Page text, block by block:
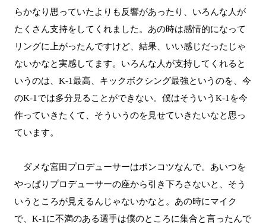
らかなり思っていたよりも反響があったり、いろんな人が
たくさん支持をしてくれました。あの時は感情的になって
リングに上がったんですけど、結果、いい感じだったじゃ
ないかなと実感してます。いろんな人が支持してくれると
いうのは、K-1最高、キックボクシング最強というのを、今
のK-1では多分見ることができない。僕はそういうK-1を今
作っていきたくて、そういうのを見せていきたいなと思っ
ています。
ダメな宮田プロデューサーはポンコツなんで。あいつを
やっぱりプロデューサーの座から引き下ろさないと、そう
いうところが見えるんじゃないかなと。あの時にマイク
で、K-1に不満のある選手は僕のところに集合と言ったんで